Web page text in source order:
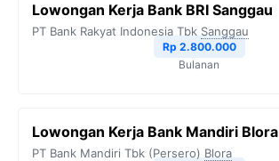
Lowongan Kerja Bank BRI Sanggau
PT Bank Rakyat Indonesia Tbk Sanggau
Rp 2.800.000
Bulanan
Lowongan Kerja Bank Mandiri Blora
PT Bank Mandiri Tbk (Persero) Blora